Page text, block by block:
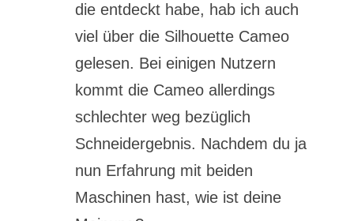
die entdeckt habe, hab ich auch
viel über die Silhouette Cameo
gelesen. Bei einigen Nutzern
kommt die Cameo allerdings
schlechter weg bezüglich
Schneidergebnis. Nachdem du ja
nun Erfahrung mit beiden
Maschinen hast, wie ist deine